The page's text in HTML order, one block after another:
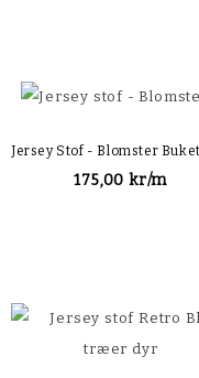
175,00 kr/m